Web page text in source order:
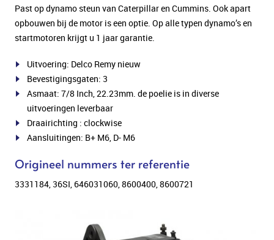
Past op dynamo steun van Caterpillar en Cummins. Ook apart
opbouwen bij de motor is een optie. Op alle typen dynamo’s en
startmotoren krijgt u 1 jaar garantie.
Uitvoering: Delco Remy nieuw
Bevestigingsgaten: 3
Asmaat: 7/8 Inch, 22.23mm. de poelie is in diverse
uitvoeringen leverbaar
Draairichting : clockwise
Aansluitingen: B+ M6, D- M6
Origineel nummers ter referentie
3331184, 36SI, 646031060, 8600400, 8600721